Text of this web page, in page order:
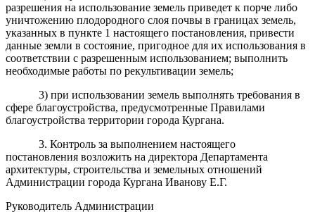
разрешения на использование земель приведет к порче либо
уничтожению плодородного слоя почвы в границах земель,
указанных в пункте 1 настоящего постановления, привести
данные земли в состояние, пригодное для их использования в
соответствии с разрешенным использованием; выполнить
необходимые работы по рекультивации земель;
3) при использовании земель выполнять требования в
сфере благоустройства, предусмотренные Правилами
благоустройства территории города Кургана.
3. Контроль за выполнением настоящего
постановления возложить на директора Департамента
архитектуры, строительства и земельных отношений
Администрации города Кургана Иванову Е.Г.
Руководитель Администрации